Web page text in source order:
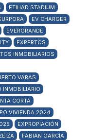
ETIHAD STADIUM
EV CHARGER
EVERGRANDE
EXPERTOS
INMOBILIARIOS
VARAS
INMOBILIARIO
CORTA
VIVIENDA 2024
EXPROPIACIÓN
FABIÁN GARCÍA